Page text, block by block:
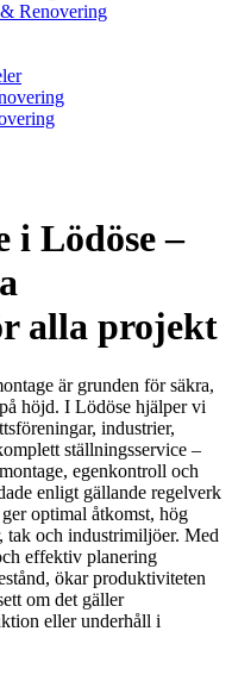
Renovering
i Lödöse –
alla projekt
är grunden för säkra,
höjd. I Lödöse hjälper vi
industrier,
ställningsservice –
egenkontroll och
enligt gällande regelverk
optimal åtkomst, hög
tak och industrimiljöer. Med
effektiv planering
ökar produktiviteten
om det gäller
eller underhåll i